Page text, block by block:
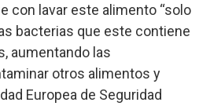
con lavar este alimento “solo
bacterias que este contiene
aumentando las
otros alimentos y
Europea de Seguridad